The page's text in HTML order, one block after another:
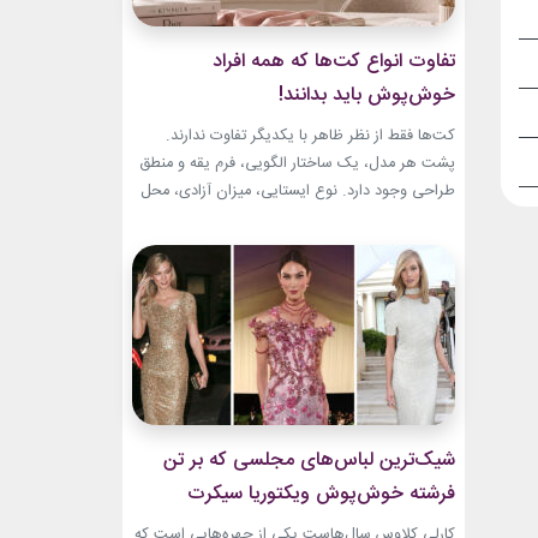
تفاوت انواع کت‌ها که همه افراد
خوش‌پوش باید بدانند!
کت‌ها فقط از نظر ظاهر با یکدیگر تفاوت ندارند.
پشت هر مدل، یک ساختار الگویی، فرم یقه و منطق
طراحی وجود دارد. نوع ایستایی، میزان آزادی، محل
کت را مشخص می‌کند. یک بلیزر حس رسمی و
شهری دارد، اما یک کت رپ یا اورسایز می‌تواند آزادی
و...
شیک‌ترین لباس‌های مجلسی که بر تن
فرشته خوش‌پوش ویکتوریا سیکرت
دیده‌ایم!